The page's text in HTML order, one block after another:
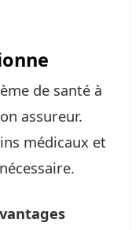
de santé à
assureur.
médicaux et